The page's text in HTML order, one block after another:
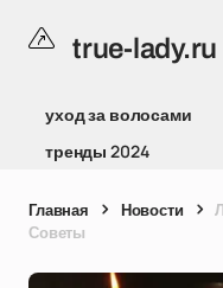
true-lady.ru
уход за волосами
тренды 2024
Главная Новости
Советы